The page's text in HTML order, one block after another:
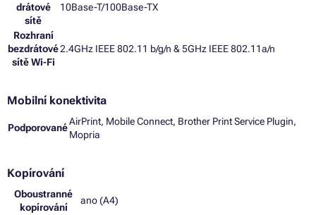
drátové
sítě
10Base-T/100Base-TX
Rozhraní
bezdrátové
sítě Wi-Fi
2.4GHz IEEE 802.11 b/g/n & 5GHz IEEE 802.11a/n
Mobilní konektivita
Podporované
AirPrint, Mobile Connect, Brother Print Service Plugin,
Mopria
Kopírování
Oboustranné
kopírování
ano (A4)